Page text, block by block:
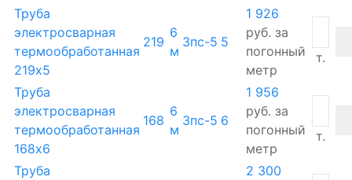
Труба
электросварная
термообработанная
219х5
219
6
м
3пс-5 5
1 926
руб. за
погонный
метр
т.
Труба
электросварная
термообработанная
168х6
168
6
м
3пс-5 6
1 956
руб. за
погонный
метр
т.
Труба
2 300